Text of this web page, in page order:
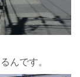
んです。